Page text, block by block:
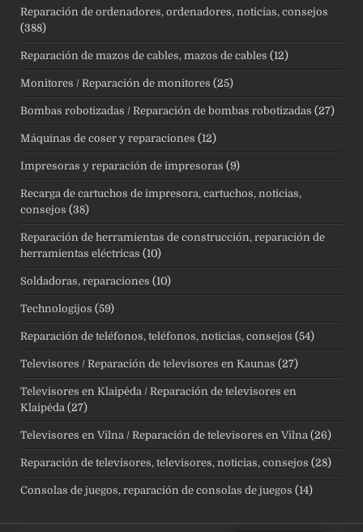
Reparación de ordenadores, ordenadores, noticias, consejos
(388)
Reparación de mazos de cables, mazos de cables (12)
Monitores / Reparación de monitores (25)
Bombas robotizadas / Reparación de bombas robotizadas (27)
Máquinas de coser y reparaciones (12)
Impresoras y reparación de impresoras (9)
Recarga de cartuchos de impresora, cartuchos, noticias,
consejos (38)
Reparación de herramientas de construcción, reparación de
herramientas eléctricas (10)
Soldadoras, reparaciones (10)
Technologijos (59)
Reparación de teléfonos, teléfonos, noticias, consejos (54)
Televisores / Reparación de televisores en Kaunas (27)
Televisores en Klaipėda / Reparación de televisores en
Klaipėda (27)
Televisores en Vilna / Reparación de televisores en Vilna (26)
Reparación de televisores, televisores, noticias, consejos (28)
Consolas de juegos, reparación de consolas de juegos (14)